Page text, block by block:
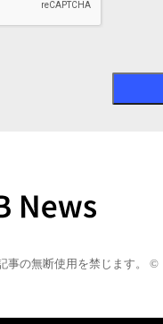
事の無断使用を禁じます。 ©